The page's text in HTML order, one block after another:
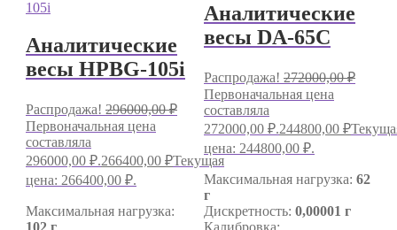
Аналитические
весы HPBG-105i
Распродажа! 296000,00₽
Первоначальная цена
составляла
296000,00 ₽.266400,00 ₽Текущая
цена: 266400,00 ₽.
Максимальная нагрузка:
102 г
Аналитические
весы DA-65C
Распродажа! 272000,00₽
Первоначальная цена
составляла
272000,00 ₽.244800,00 ₽
цена: 244800,00 ₽.
Максимальная нагрузка: 62
г
Дискретность: 0,00001 г
Калибровка: